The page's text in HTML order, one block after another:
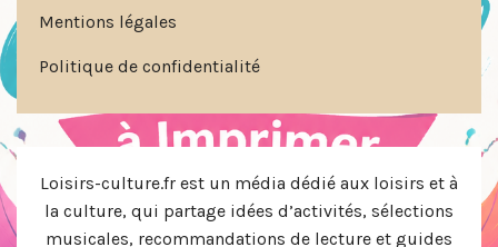
Mentions légales
Politique de confidentialité
Loisirs-culture.fr est un média dédié aux loisirs et à
la culture, qui partage idées d’activités, sélections
musicales, recommandations de lecture et guides